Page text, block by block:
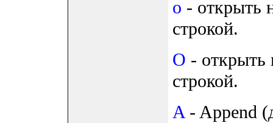
o - открыть
строкой.
O - открыть
строкой.
A- Append